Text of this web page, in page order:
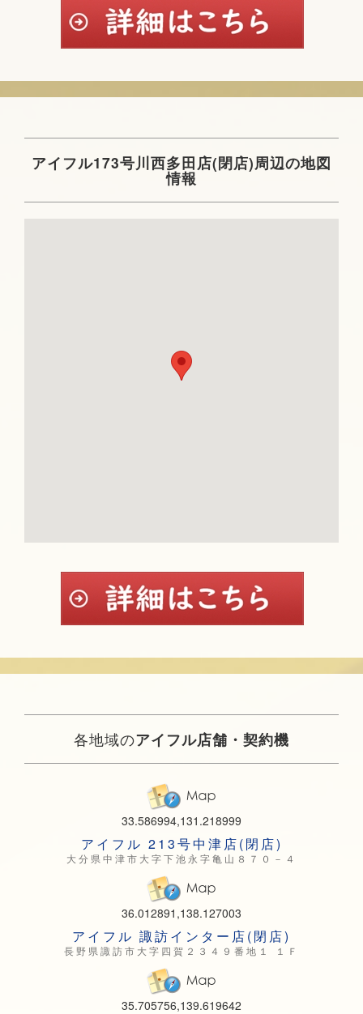
アイフル173号川西多田店(閉店)周辺の地図
情報
各地域のアイフル店舗・契約機
33.586994,131.218999
アイフル 213号中津店(閉店)
大分県中津市大字下池永字亀山８７０－４
36.012891,138.127003
アイフル 諏訪インター店(閉店)
長野県諏訪市大字四賀２３４９番地１ １Ｆ
35.705756,139.619642